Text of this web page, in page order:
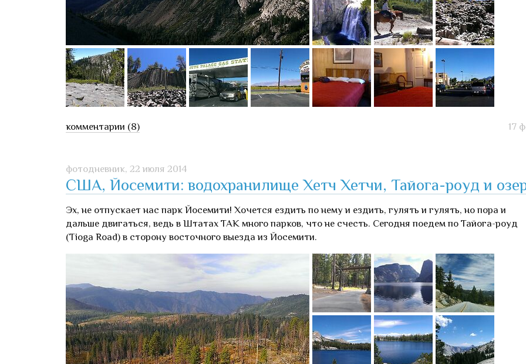
комментарии (8) 17
фотодневник, 22 июля 2014
США, Йосемити: водохранилище Хетч Хетчи, Тайога-роуд и
Эх, не отпускает нас парк Йосемити! Хочется ездить по нему и ездить, гулять и гулять, но пора и
дальше двигаться, ведь в Штатах ТАК много парков, что не счесть. Сегодня поедем по Тайога-роуд
(Tioga Road) в сторону восточного выезда из Йосемити.